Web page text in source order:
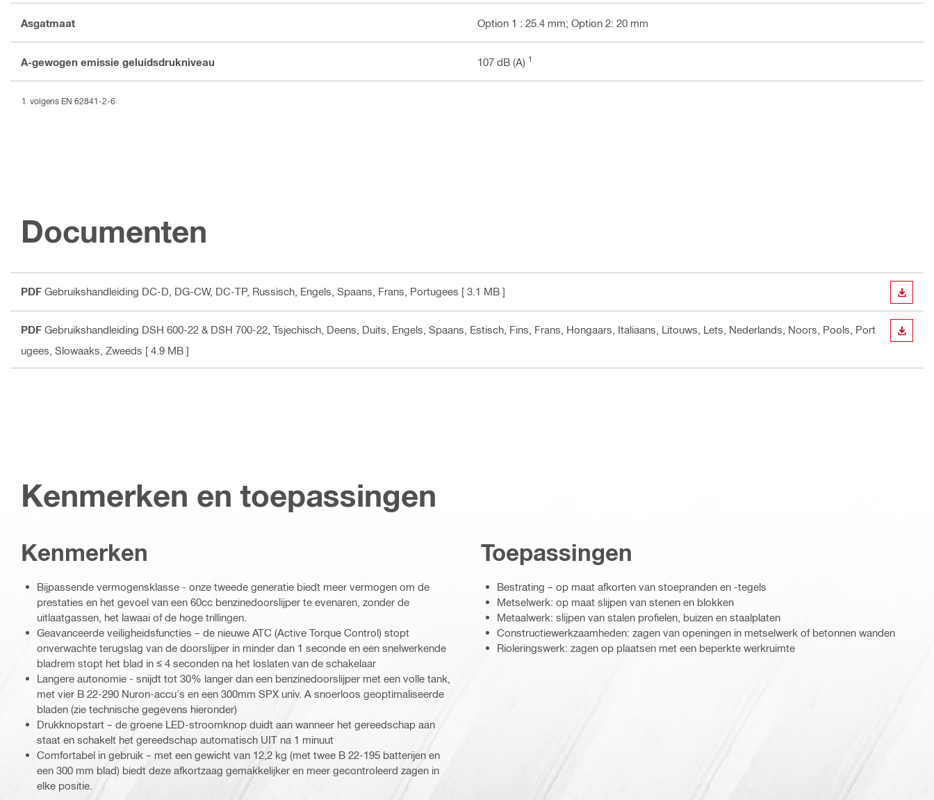
Asgatmaat Option 1 : 25.4 mm; Option 2: 20 mm
A-gewogen emissie geluidsdrukniveau 107 dB (A) 1
volgens EN 62841-2-6
Documenten
PDF Gebruikshandleiding DC-D, DG-CW, DC-TP , Russisch, Engels, Spaans, Frans, Portugees [ 3.1 MB ]
PDF Gebruikshandleiding DSH 600-22 & DSH 700-22 , Tsjechisch, Deens, Duits, Engels, Spaans, Estisch, Fins, Frans, Hongaars, Italiaans, Litouws, Lets, Nederlands, Noors, Pools, Port
ugees, Slowaaks, Zweeds [ 4.9 MB ]
Kenmerken en toepassingen
Kenmerken
Bijpassende vermogensklasse - onze tweede generatie biedt meer vermogen om de
prestaties en het gevoel van een 60cc benzinedoorslijper te evenaren, zonder de
uitlaatgassen, het lawaai of de hoge trillingen.
Geavanceerde veiligheidsfuncties – de nieuwe ATC (Active Torque Control) stopt
onverwachte terugslag van de doorslijper in minder dan 1 seconde en een snelwerkende
bladrem stopt het blad in ≤ 4 seconden na het loslaten van de schakelaar
Langere autonomie - snijdt tot 30% langer dan een benzinedoorslijper met een volle tank,
met vier B 22-290 Nuron-accu's en een 300mm SPX univ. A snoerloos geoptimaliseerde
bladen (zie technische gegevens hieronder)
Drukknopstart – de groene LED-stroomknop duidt aan wanneer het gereedschap aan
staat en schakelt het gereedschap automatisch UIT na 1 minuut
Comfortabel in gebruik – met een gewicht van 12,2 kg (met twee B 22-195 batterijen en
een 300 mm blad) biedt deze afkortzaag gemakkelijker en meer gecontroleerd zagen in
elke positie.
Toepassingen
Bestrating – op maat afkorten van stoepranden en -tegels
Metselwerk: op maat slijpen van stenen en blokken
Metaalwerk: slijpen van stalen profielen, buizen en staalplaten
Constructiewerkzaamheden: zagen van openingen in metselwerk of betonnen wanden
Rioleringswerk: zagen op plaatsen met een beperkte werkruimte